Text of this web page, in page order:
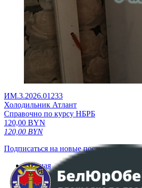
ИМ.3.2026.01233
Холодильник Атлант
Справочно по курсу НБРБ
120,00 BYN
120,00 BYN
Подписаться на новые поступления
Главная
Аукционы
Интернет-магазин